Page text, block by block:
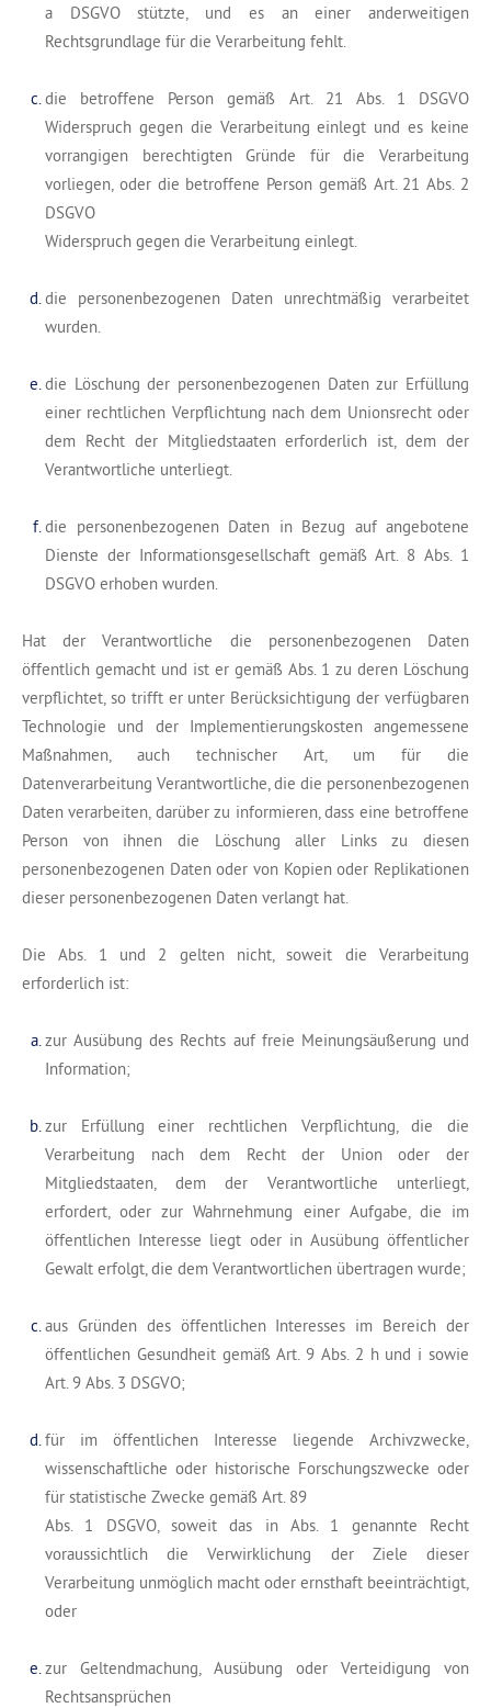
a DSGVO stützte, und es an einer anderweitigen
Rechtsgrundlage für die Verarbeitung fehlt.
die betroffene Person gemäß Art. 21 Abs. 1 DSGVO
Widerspruch gegen die Verarbeitung einlegt und es keine
vorrangigen berechtigten Gründe für die Verarbeitung
vorliegen, oder die betroffene Person gemäß Art. 21 Abs. 2
DSGVO
Widerspruch gegen die Verarbeitung einlegt.
die personenbezogenen Daten unrechtmäßig verarbeitet
wurden.
die Löschung der personenbezogenen Daten zur Erfüllung
einer rechtlichen Verpflichtung nach dem Unionsrecht oder
dem Recht der Mitgliedstaaten erforderlich ist, dem der
Verantwortliche unterliegt.
die personenbezogenen Daten in Bezug auf angebotene
Dienste der Informationsgesellschaft gemäß Art. 8 Abs. 1
DSGVO erhoben wurden.
Hat der Verantwortliche die personenbezogenen Daten
öffentlich gemacht und ist er gemäß Abs. 1 zu deren Löschung
verpflichtet, so trifft er unter Berücksichtigung der verfügbaren
Technologie und der Implementierungskosten angemessene
Maßnahmen, auch technischer Art, um für die
Datenverarbeitung Verantwortliche, die die personenbezogenen
Daten verarbeiten, darüber zu informieren, dass eine betroffene
Person von ihnen die Löschung aller Links zu diesen
personenbezogenen Daten oder von Kopien oder Replikationen
dieser personenbezogenen Daten verlangt hat.
Die Abs. 1 und 2 gelten nicht, soweit die Verarbeitung
erforderlich ist:
zur Ausübung des Rechts auf freie Meinungsäußerung und
Information;
zur Erfüllung einer rechtlichen Verpflichtung, die die
Verarbeitung nach dem Recht der Union oder der
Mitgliedstaaten, dem der Verantwortliche unterliegt,
erfordert, oder zur Wahrnehmung einer Aufgabe, die im
öffentlichen Interesse liegt oder in Ausübung öffentlicher
Gewalt erfolgt, die dem Verantwortlichen übertragen wurde;
aus Gründen des öffentlichen Interesses im Bereich der
öffentlichen Gesundheit gemäß Art. 9 Abs. 2 h und i sowie
Art. 9 Abs. 3 DSGVO;
für im öffentlichen Interesse liegende Archivzwecke,
wissenschaftliche oder historische Forschungszwecke oder
für statistische Zwecke gemäß Art. 89
Abs. 1 DSGVO, soweit das in Abs. 1 genannte Recht
voraussichtlich die Verwirklichung der Ziele dieser
Verarbeitung unmöglich macht oder ernsthaft beeinträchtigt,
oder
zur Geltendmachung, Ausübung oder Verteidigung von
Rechtsansprüchen